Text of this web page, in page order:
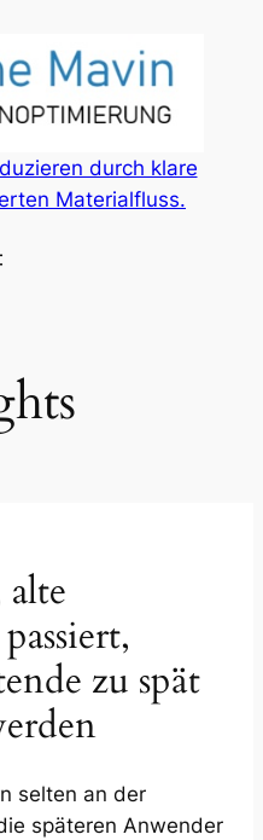
durch klare
Materialfluss.
zu spät
selten an der
späteren Anwender